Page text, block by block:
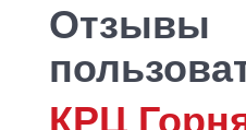
Отзывы
КРЦ